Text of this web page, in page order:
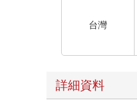
台灣
詳細資料